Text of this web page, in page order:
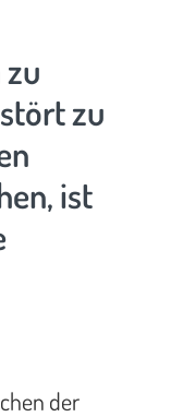
zu
ist
der